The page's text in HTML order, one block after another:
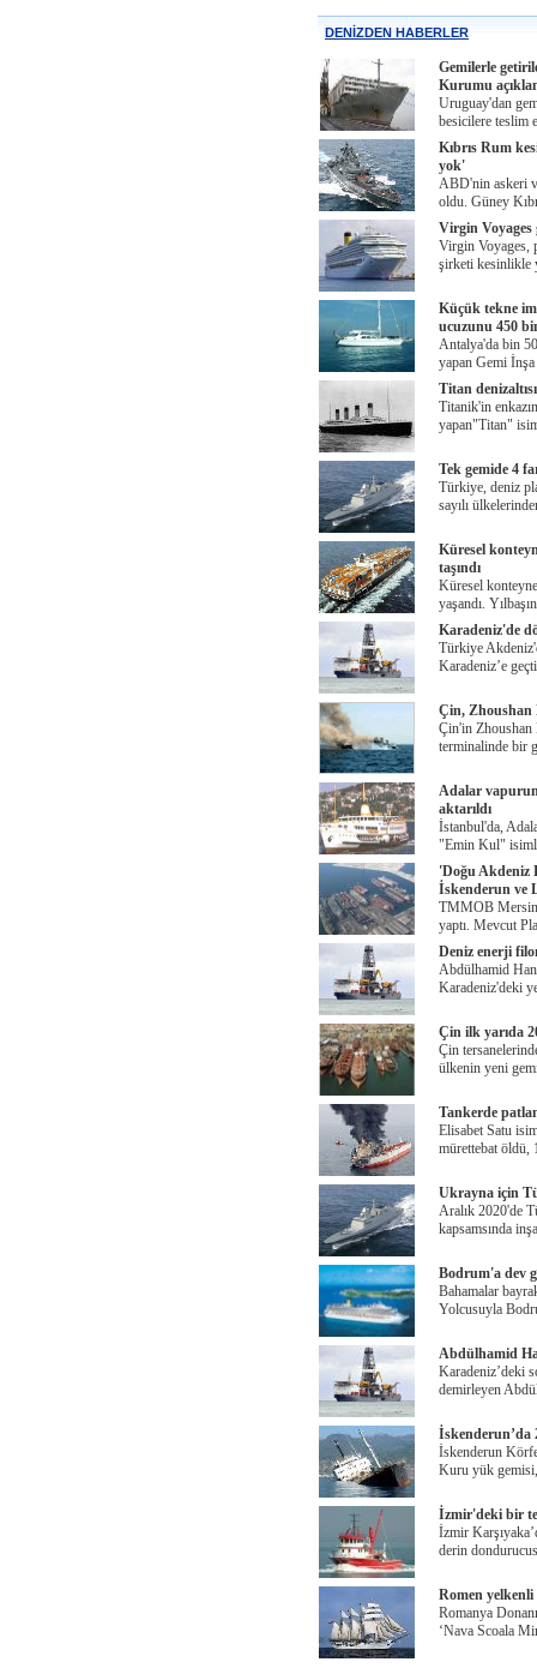
DENİZDEN HABERLER
Gemilerle
Kurumu
Uruguay'dan
besicilere
Kıbrıs Rum
yok'
ABD'nin askeri
oldu. Güney
Virgin Voyages
Virgin Voyages,
şirketi kesinlikle
Küçük tekne
ucuzunu 450
Antalya'da bin
yapan Gemi
Titan
Titanik'in
yapan"Titan"
Tek gemide 4
Türkiye, deniz
sayılı
Küresel
taşındı
Küresel
yaşandı.
Karadeniz'de
Türkiye
Karadeniz’e
Çin, Zhoushan
Çin'in Zhoushan
terminalinde bir
Adalar
aktarıldı
İstanbul'da,
"Emin Kul"
'Doğu Akdeniz
İskenderun ve
TMMOB Mersin
yaptı. Mevcut
Deniz enerji
Abdülhamid Han
Karadeniz'deki
Çin ilk yarıda
Çin
ülkenin yeni
Tankerde
Elisabet Satu
mürettebat
Ukrayna için
Aralık 2020'de
kapsamsında
Bodrum'a dev
Bahamalar
Yolcusuyla
Abdülhamid
Karadeniz’deki
demirleyen
İskenderun’da
İskenderun
Kuru yük
İzmir'deki bir
İzmir
derin
Romen yelkenli
Romanya
‘Nava Scoala